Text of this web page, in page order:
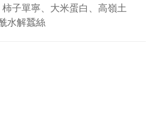
子單寧、大米蛋白、高嶺土
水解蠶絲